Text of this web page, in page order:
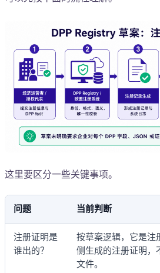
这里要区分一些关键事项。
问题 当前判断
注册证明是
谁出的？
按草案逻辑，它是注
侧生成的注册证明，
文件。